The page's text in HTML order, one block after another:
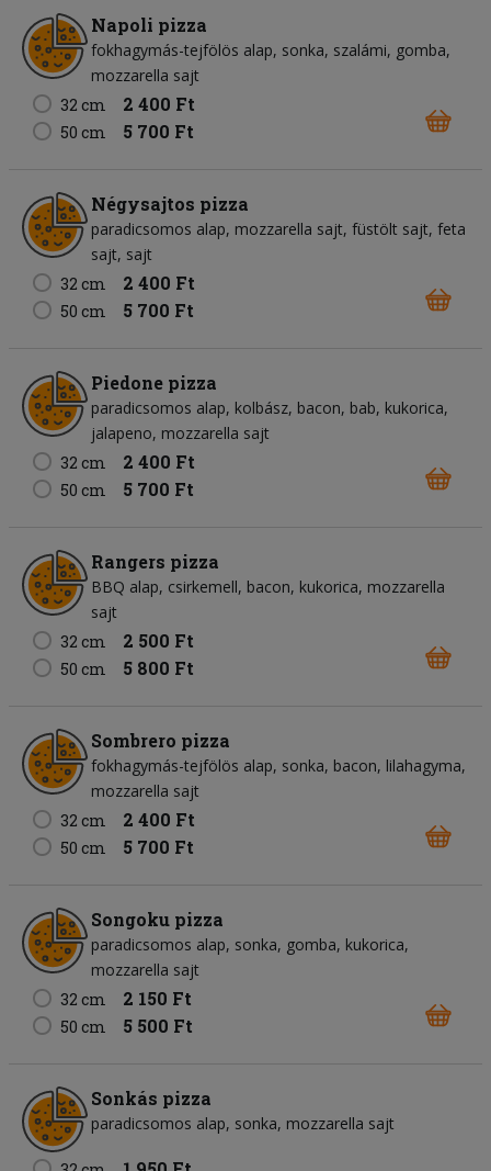
Napoli pizza
fokhagymás-tejfölös alap sonka szalámi gomba
mozzarella sajt
32 cm
2 400 Ft
50 cm 5 700 Ft
Négysajtos pizza
paradicsomos alap mozzarella sajt füstölt sajt feta
sajt sajt
32 cm
2 400 Ft
50 cm 5 700 Ft
Piedone pizza
paradicsomos alap kolbász bacon bab kukorica
jalapeno mozzarella sajt
32 cm
2 400 Ft
50 cm 5 700 Ft
Rangers pizza
BBQ alap csirkemell bacon kukorica mozzarella
sajt
32 cm
2 500 Ft
50 cm 5 800 Ft
Sombrero pizza
fokhagymás-tejfölös alap sonka bacon lilahagyma
mozzarella sajt
32 cm
2 400 Ft
50 cm 5 700 Ft
Songoku pizza
paradicsomos alap sonka gomba kukorica
mozzarella sajt
32 cm
2 150 Ft
50 cm 5 500 Ft
Sonkás pizza
paradicsomos alap sonka mozzarella sajt